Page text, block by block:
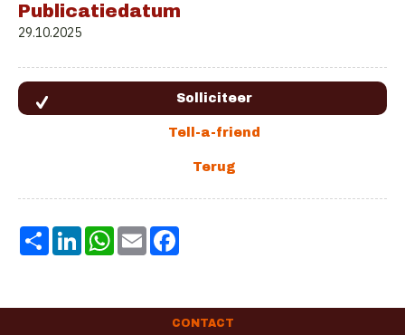
Publicatiedatum
29.10.2025
Share LinkedInWhatsApp
Email
CONTACT